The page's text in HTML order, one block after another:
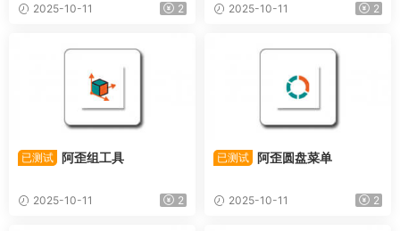
2025-10-11 2 2025-10-11 2
已测试 阿歪组工具
2025-10-11 2
已测试 阿歪圆盘菜单
2025-10-11 2